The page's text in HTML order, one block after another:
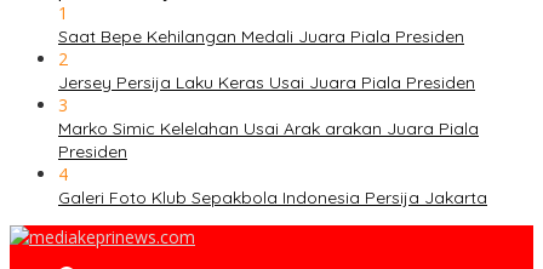
1
Saat Bepe Kehilangan Medali Juara Piala Presiden
2
Jersey Persija Laku Keras Usai Juara Piala Presiden
3
Marko Simic Kelelahan Usai Arak arakan Juara Piala
Presiden
4
Galeri Foto Klub Sepakbola Indonesia Persija Jakarta